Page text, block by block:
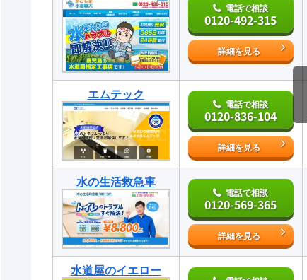
電話で相談
0120-492-315
詳細を見る
エムテック
電話で相談
0120-836-104
詳細を見る
水の生活救急車
電話で相談
0120-569-365
詳細を見る
水道屋のイエロー